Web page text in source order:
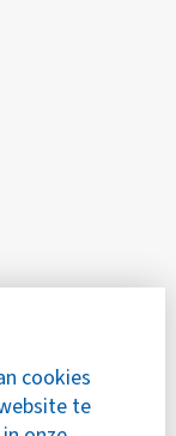
cookies
te